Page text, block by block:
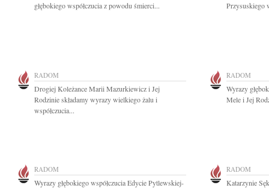
głębokiego współczucia z powodu śmierci...
Przysuskiego
RADOM
Drogiej Koleżance Marii Mazurkiewicz i Jej
Rodzinie składamy wyrazy wielkiego żalu i
współczucia...
RADOM
Wyrazy
Mele i Jej
RADOM
Wyrazy głębokiego współczucia Edycie Pytlewskiej-
RADOM
Katarzynie